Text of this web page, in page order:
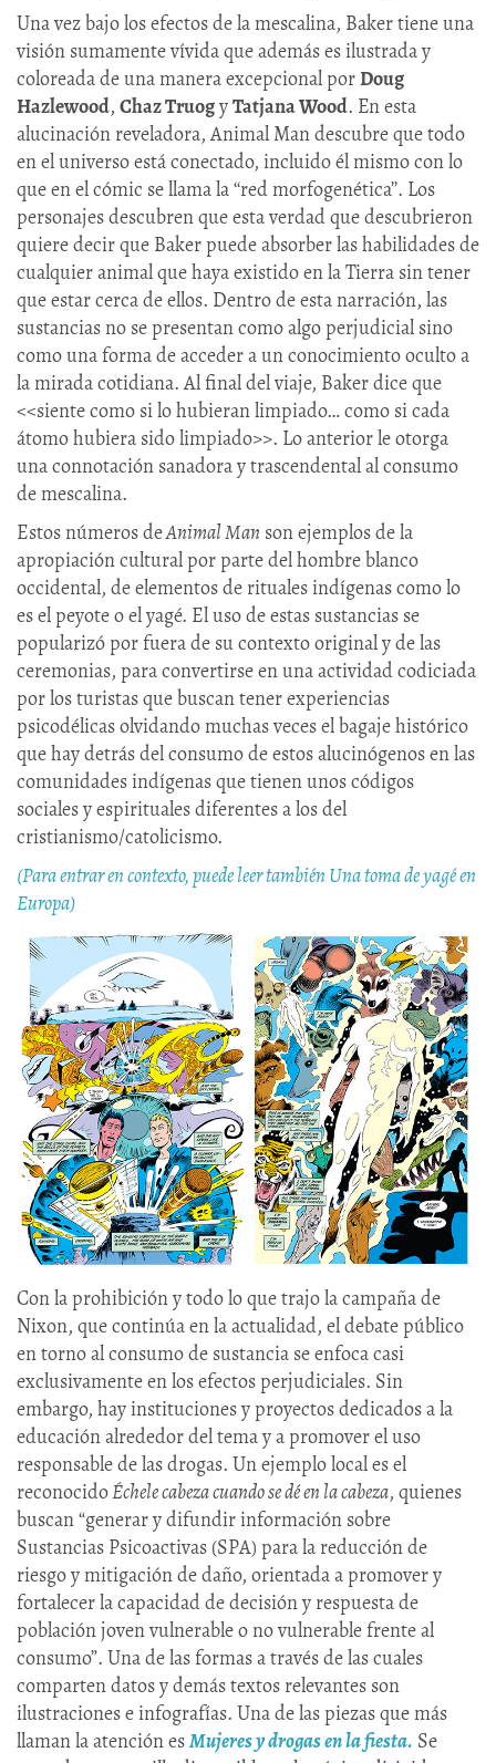
Una vez bajo los efectos de la mescalina, Baker tiene una
visión sumamente vívida que además es ilustrada y
coloreada de una manera excepcional porDoug
Hazlewood, Chaz TruogyTatjana Wood. En esta
alucinación reveladora, Animal Man descubre que todo
en el universo está conectado, incluido él mismo con lo
que en el cómic se llama la ‘‘red morfogenética’’. Los
personajes descubren que esta verdad que descubrieron
quiere decir que Baker puede absorber las habilidades de
cualquier animal que haya existido en la Tierra sin tener
que estar cerca de ellos. Dentro de esta narración, las
sustancias no se presentan como algo perjudicial sino
como una forma de acceder a un conocimiento oculto a
la mirada cotidiana. Al final del viaje, Baker dice que
<<siente como si lo hubieran limpiado… como si cada
átomo hubiera sido limpiado>>. Lo anterior le otorga
una connotación sanadora y trascendental al consumo
de mescalina.
Estos números deAnimal Man son ejemplos de la
apropiación cultural por parte del hombre blanco
occidental, de elementos de rituales indígenas como lo
es el peyote o el yagé. El uso de estas sustancias se
popularizó por fuera de su contexto original y de las
ceremonias, para convertirse en una actividad codiciada
por los turistas que buscan tener experiencias
psicodélicas olvidando muchas veces el bagaje histórico
que hay detrás del consumo de estos alucinógenos en las
comunidades indígenas que tienen unos códigos
sociales y espirituales diferentes a los del
cristianismo/catolicismo.
(Para entrar en contexto, puede leer también Una toma de yagé en
Europa)
Con la prohibición y todo lo que trajo la campaña de
Nixon, que continúa en la actualidad, el debate público
en torno al consumo de sustancia se enfoca casi
exclusivamente en los efectos perjudiciales. Sin
embargo, hay instituciones y proyectos dedicados a la
educación alrededor del tema y a promover el uso
responsable de las drogas. Un ejemplo local es el
reconocidoÉchele cabeza cuando se dé en la cabeza, quienes
buscan “generar y difundir información sobre
Sustancias Psicoactivas (SPA) para la reducción de
riesgo y mitigación de daño, orientada a promover y
fortalecer la capacidad de decisión y respuesta de
población joven vulnerable o no vulnerable frente al
consumo”. Una de las formas a través de las cuales
comparten datos y demás textos relevantes son
ilustraciones e infografías. Una de las piezas que más
llaman la atención esMujeres y drogas en la fiesta. Se